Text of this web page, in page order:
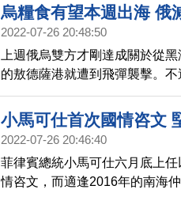
的犯罪不得不被判處死刑，「
烏糧食有望本週出海 俄
2022-07-26 20:48:50
上週俄烏雙方才剛達成關於從
的敖德薩港就遭到飛彈襲擊。
食預計在這個禮拜出港。另外
然氣，與歐洲之間的緊張關係
小馬可仕首次國情咨文
2022-07-26 20:46:40
菲律賓總統小馬可仕六月底上
情咨文，而適逢2016年的南海